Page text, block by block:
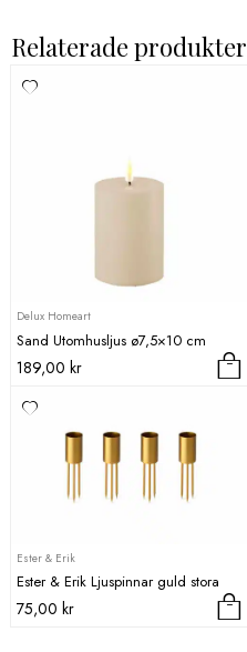
Relaterade produkter
Delux Homeart
Sand Utomhusljus ø7,5×10 cm
189,00 kr
Ester & Erik
Ester & Erik Ljuspinnar guld stora
75,00 kr